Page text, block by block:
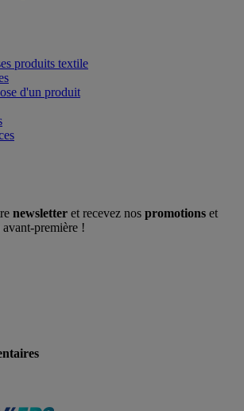
produits textile
d'un produit
newsletter et recevez nos promotions et
avant-première !